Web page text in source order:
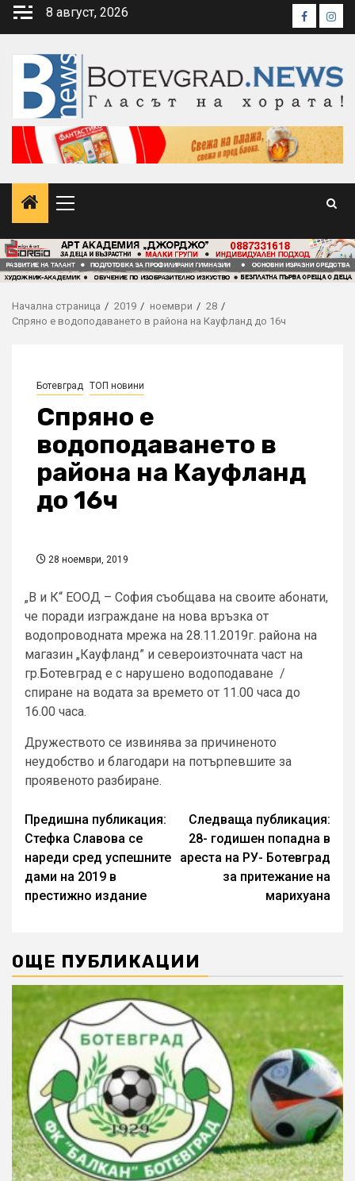
Skip
8 август, 2026 Facebook
Primary
Начална страница 2019 ноември
28
Спряно е водоподаването в района на Кауфланд до 16ч
Ботевград ТОП новини
Спряно е
водоподаването в
района на Кауфланд
до 16ч
28 ноември, 2019
„В и К“ ЕООД – София съобщава на своите абонати,
че поради изграждане на нова връзка от
водопроводната мрежа на 28.11.2019г. района на
магазин „Кауфланд” и североизточната част на
гр.Ботевград е с нарушено водоподаване /
спиране на водата за времето от 11.00 часа до
16.00 часа.
Дружеството се извинява за причиненото
неудобство и благодари на потърпевшите за
проявеното разбиране.
Continue
Reading
Предишна публикация:
Стефка Славова се
нареди сред успешните
дами на 2019 в
престижно издание
Следваща публикация:
28- годишен попадна в
ареста на РУ- Ботевград
за притежание на
марихуана
ОЩЕ ПУБЛИКАЦИИ